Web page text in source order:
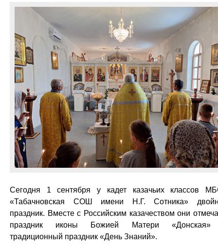
Сегодня 1 сентября у кадет казачьих классов
«Табачновская СОШ имени Н.Г. Сотника»
праздник. Вместе с Российским казачеством они
праздник иконы Божией Матери
традиционный праздник «День Знаний».